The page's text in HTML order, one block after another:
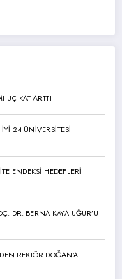
ÜÇ KAT ARTTI
24 ÜNİVERSİTESİ
ENDEKSİ HEDEFLERİ
DR. BERNA KAYA UĞUR’U
REKTÖR DOĞAN’A